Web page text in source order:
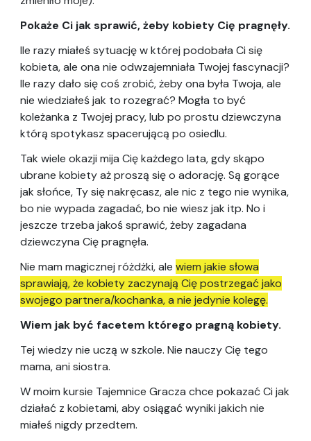
Pokaże Ci jak sprawić, żeby kobiety Cię pragnęły.
Ile razy miałeś sytuację w której podobała Ci się
kobieta, ale ona nie odwzajemniała Twojej fascynacji?
Ile razy dało się coś zrobić, żeby ona była Twoja, ale
nie wiedziałeś jak to rozegrać? Mogła to być
koleżanka z Twojej pracy, lub po prostu dziewczyna
którą spotykasz spacerującą po osiedlu.
Tak wiele okazji mija Cię każdego lata, gdy skąpo
ubrane kobiety aż proszą się o adorację. Są gorące
jak słońce, Ty się nakręcasz, ale nic z tego nie wynika,
bo nie wypada zagadać, bo nie wiesz jak itp. No i
jeszcze trzeba jakoś sprawić, żeby zagadana
dziewczyna Cię pragnęła.
Nie mam magicznej różdżki, alewiem jakie słowa
sprawiają, że kobiety zaczynają Cię postrzegać jako
swojego partnera/kochanka, a nie jedynie kolegę.
Wiem jak być facetem którego pragną kobiety.
Tej wiedzy nie uczą w szkole. Nie nauczy Cię tego
mama, ani siostra.
W moim kursie Tajemnice Gracza chce pokazać Ci jak
działać z kobietami, aby osiągać wyniki jakich nie
miałeś nigdy przedtem.